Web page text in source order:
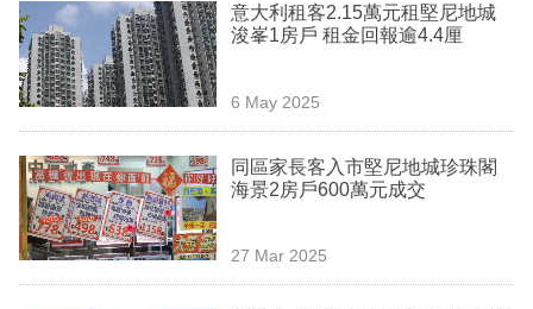
意大利租客2.15萬元租堅尼地城
浚峯1房戶 租金回報逾4.4厘
6 May 2025
同區家長客入市堅尼地城珍珠閣
海景2房戶600萬元成交
27 Mar 2025